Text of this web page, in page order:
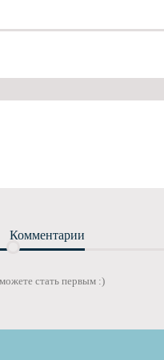
Комментарии
стать первым :)